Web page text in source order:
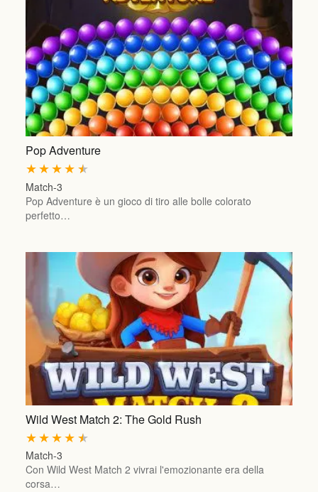
Pop Adventure
★
★
★
★
★
Match-3
Pop Adventure è un gioco di tiro alle bolle colorato
perfetto…
Wild West Match 2: The Gold Rush
★
★
★
★
★
Match-3
Con Wild West Match 2 vivrai l'emozionante era della
corsa…